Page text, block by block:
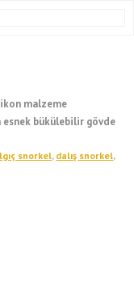
malzeme
esnek bükülebilir gövde
snorkel, dalış snorkel,